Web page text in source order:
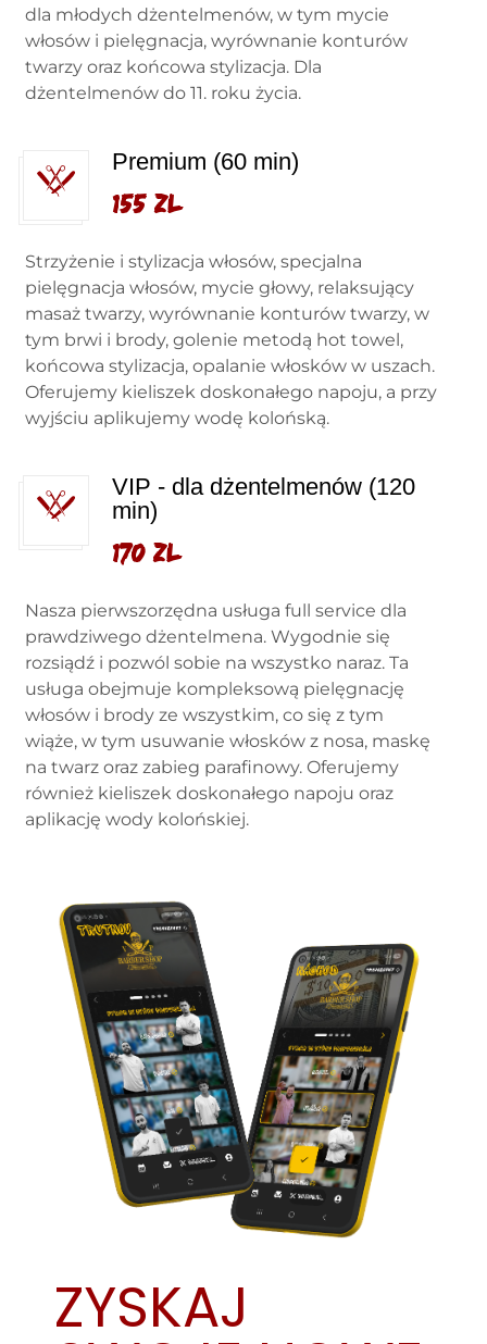
dla młodych dżentelmenów, w tym mycie
włosów i pielęgnacja, wyrównanie konturów
twarzy oraz końcowa stylizacja. Dla
dżentelmenów do 11. roku życia.
Premium (60 min)
155 zl
Strzyżenie i stylizacja włosów, specjalna
pielęgnacja włosów, mycie głowy, relaksujący
masaż twarzy, wyrównanie konturów twarzy, w
tym brwi i brody, golenie metodą hot towel,
końcowa stylizacja, opalanie włosków w uszach.
Oferujemy kieliszek doskonałego napoju, a przy
wyjściu aplikujemy wodę kolońską.
VIP - dla dżentelmenów (120
min)
170 zl
Nasza pierwszorzędna usługa full service dla
prawdziwego dżentelmena. Wygodnie się
rozsiądź i pozwól sobie na wszystko naraz. Ta
usługa obejmuje kompleksową pielęgnację
włosów i brody ze wszystkim, co się z tym
wiąże, w tym usuwanie włosków z nosa, maskę
na twarz oraz zabieg parafinowy. Oferujemy
również kieliszek doskonałego napoju oraz
aplikację wody kolońskiej.
ZYSKAJ